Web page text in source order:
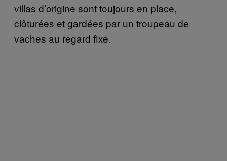
villas d’origine sont toujours en place,
clôturées et gardées par un troupeau de
vaches au regard fixe.